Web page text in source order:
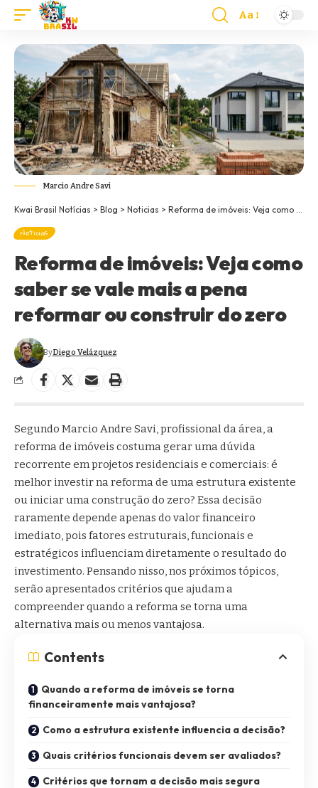
Aa
Marcio Andre Savi
Kwai Brasil Notícias > Blog > Noticias > Reforma de imóveis: Veja como saber se vale mais a pena reformar ou construir do zero
Noticias
Reforma de imóveis: Veja como
saber se vale mais a pena
reformar ou construir do zero
ByDiego Velázquez
Segundo Marcio Andre Savi, profissional da área, a
reforma de imóveis costuma gerar uma dúvida
recorrente em projetos residenciais e comerciais: é
melhor investir na reforma de uma estrutura existente
ou iniciar uma construção do zero? Essa decisão
raramente depende apenas do valor financeiro
imediato, pois fatores estruturais, funcionais e
estratégicos influenciam diretamente o resultado do
investimento. Pensando nisso, nos próximos tópicos,
serão apresentados critérios que ajudam a
compreender quando a reforma se torna uma
alternativa mais ou menos vantajosa.
Contents
Quando a reforma de imóveis se torna
financeiramente mais vantajosa?
Como a estrutura existente influencia a decisão?
Quais critérios funcionais devem ser avaliados?
Critérios que tornam a decisão mais segura